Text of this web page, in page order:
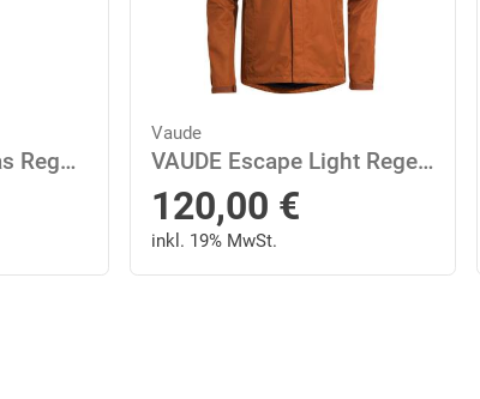
VAUDE Herren Yaras Regenhose III
Vaude
VAUDE Escape Light Regenjacke Herren
120,00 €
inkl. 19% MwSt.